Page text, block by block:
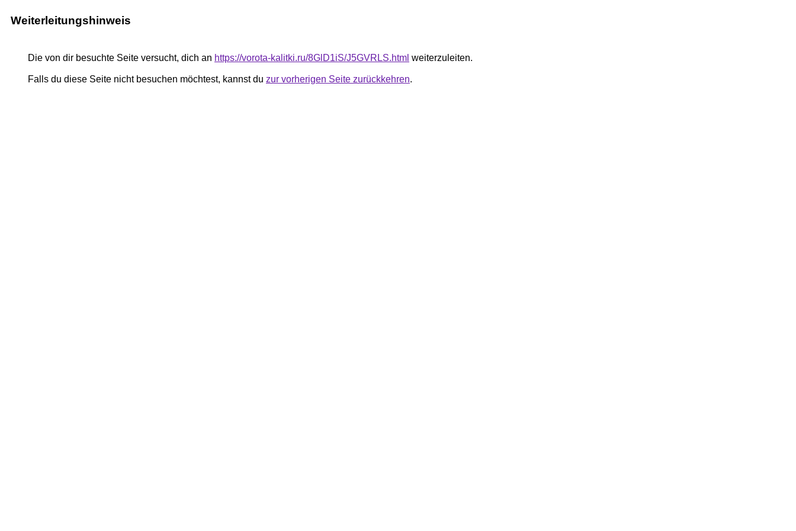
Weiterleitungshinweis
Die von dir besuchte Seite versucht, dich an https://vorota-kalitki.ru/8GlD1iS/J5GVRLS.html weiterzuleiten.
Falls du diese Seite nicht besuchen möchtest, kannst du zur vorherigen Seite zurückkehren.